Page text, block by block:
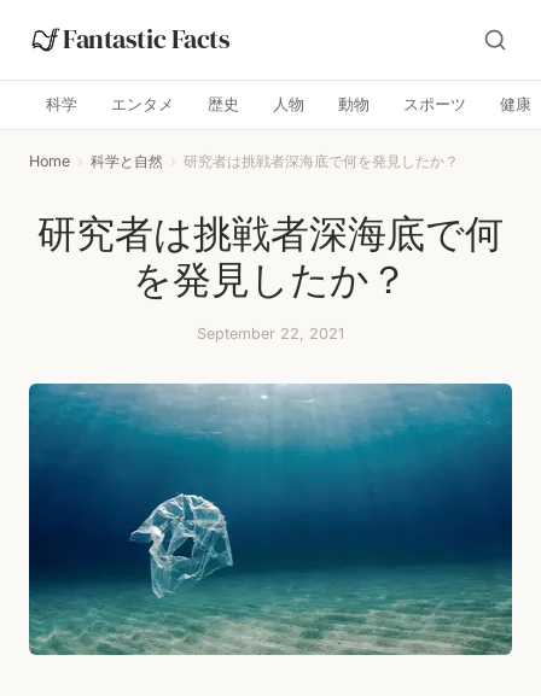
Fantastic Facts
科学 エンタメ 歴史 人物 動物 スポーツ 健康
Home › 科学と自然 › 研究者は挑戦者深海底で何を発見したか？
研究者は挑戦者深海底で何
を発見したか？
September 22, 2021